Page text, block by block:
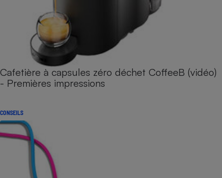
Cafetière à capsules zéro déchet CoffeeB (vidéo)
- Premières impressions
CONSEILS